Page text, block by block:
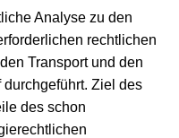
Analyse zu den
rechtlichen
Transport und den
durchgeführt. Ziel des
des schon